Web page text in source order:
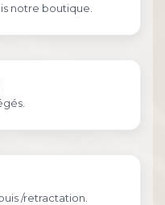
notre boutique.
/retractation.